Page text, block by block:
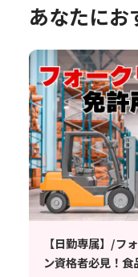
あなたにお
【日勤専属】/フ
ン資格者必見！